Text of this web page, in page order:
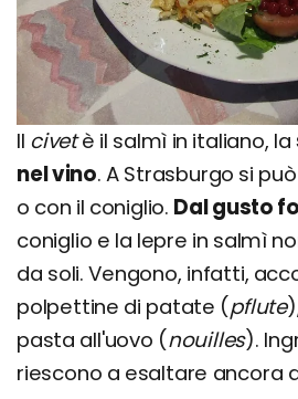
Il civetè il salmì in italiano, la
nel vino. A Strasburgo si
o con il coniglio. Dal gusto
coniglio e la lepre in salmì
da soli. Vengono, infatti,
polpettine di patate (pflute
pasta all'uovo (nouilles).
riescono a esaltare ancora